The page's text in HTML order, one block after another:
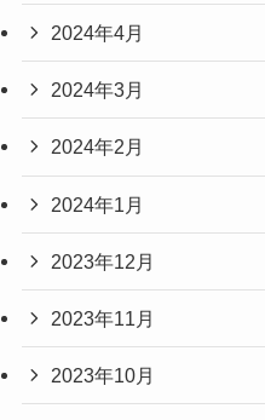
2024年4月
2024年3月
2024年2月
2024年1月
2023年12月
2023年11月
2023年10月